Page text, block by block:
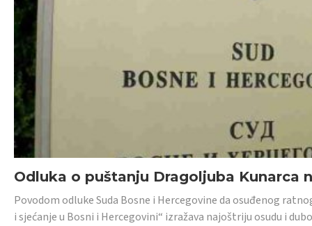
Odluka o puštanju Dragoljuba Kunarca
Povodom odluke Suda Bosne i Hercegovine da osuđenog
i sjećanje u Bosni i Hercegovini“ izražava najoštriju osudu i